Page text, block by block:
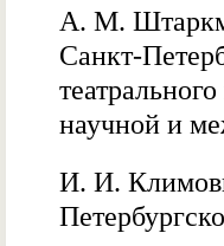
А. М.
Санкт-
научной и
И. И.